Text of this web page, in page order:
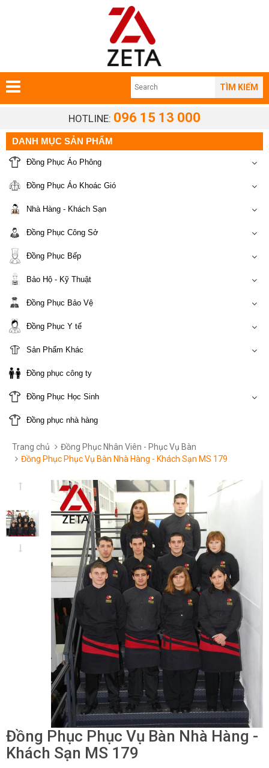
TÌM KIẾM
HOTLINE: 096 15 13 000
DANH MỤC SẢN PHẨM
Đồng Phục Áo Phông
Đồng Phục Áo Khoác Gió
Nhà Hàng - Khách Sạn
Đồng Phục Công Sở
Đồng Phục Bếp
Bảo Hộ - Kỹ Thuật
Đồng Phục Bảo Vệ
Đồng Phục Y tế
Sản Phẩm Khác
Đồng phục công ty
Đồng Phục Học Sinh
Đồng phục nhà hàng
Trang chủ
Đồng Phục Nhân Viên - Phục Vụ Bàn
Đồng Phục Phục Vụ Bàn Nhà Hàng - Khách Sạn MS 179
Đồng Phục Phục Vụ Bàn Nhà Hàng -
Khách Sạn MS 179